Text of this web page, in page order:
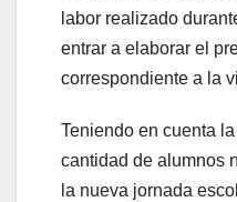
labor realizado
entrar a elaborar el
correspondiente a la
Teniendo en cuenta
cantidad de alumnos
la nueva jornada